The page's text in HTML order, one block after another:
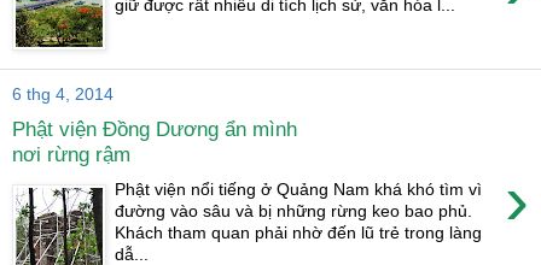
giữ được rất nhiều di tích lịch sử, văn hóa l...
6 thg 4, 2014
Phật viện Đồng Dương ẩn mình
nơi rừng rậm
›
Phật viện nổi tiếng ở Quảng Nam khá khó tìm vì
đường vào sâu và bị những rừng keo bao phủ.
Khách tham quan phải nhờ đến lũ trẻ trong làng
dẫ...